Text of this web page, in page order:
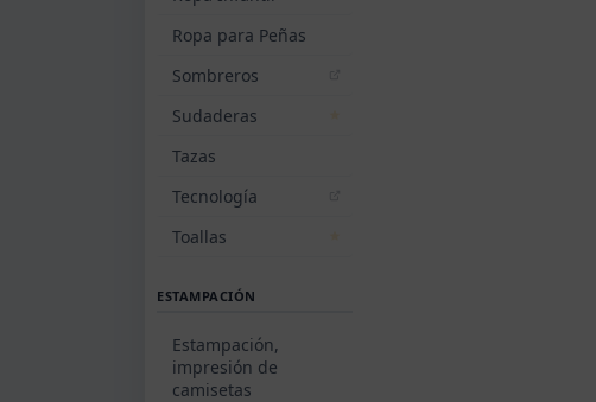
Ropa para Peñas
Sombreros
Sudaderas
Tazas
Tecnología
Toallas
ESTAMPACIÓN
Estampación,
impresión de
camisetas